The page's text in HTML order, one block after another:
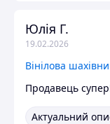
Юлія Г.
19.02.2026
Вінілова
Продавець
Актуальний